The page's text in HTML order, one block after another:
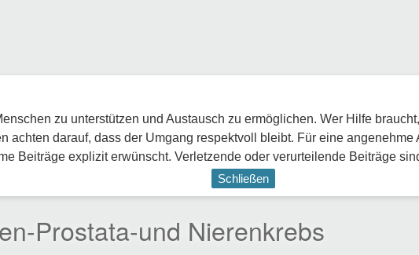
zu unterstützen und Austausch zu ermöglichen. Wer Hilfe
achten darauf, dass der Umgang respektvoll bleibt. Für eine
Beiträge explizit erwünscht. Verletzende oder verurteilende Beiträge
Schließen
Prostata-und Nierenkrebs